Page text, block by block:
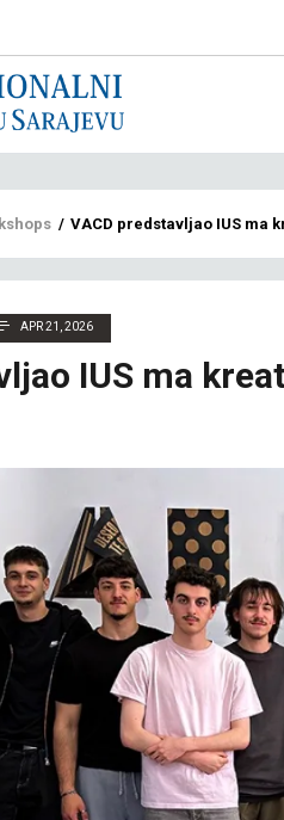
/ VACD predstavljao IUS ma
APR 21, 2026
IUS ma